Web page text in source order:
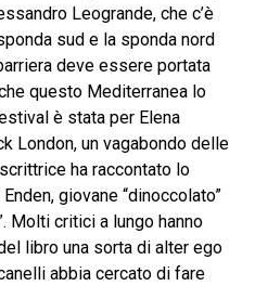
Leogrande, che c’è
sud e la sponda nord
deve essere portata
questo Mediterranea lo
è stata per Elena
London, un vagabondo delle
ha raccontato lo
giovane “dinoccolato”
Molti critici a lungo hanno
libro una sorta di alter ego
abbia cercato di fare